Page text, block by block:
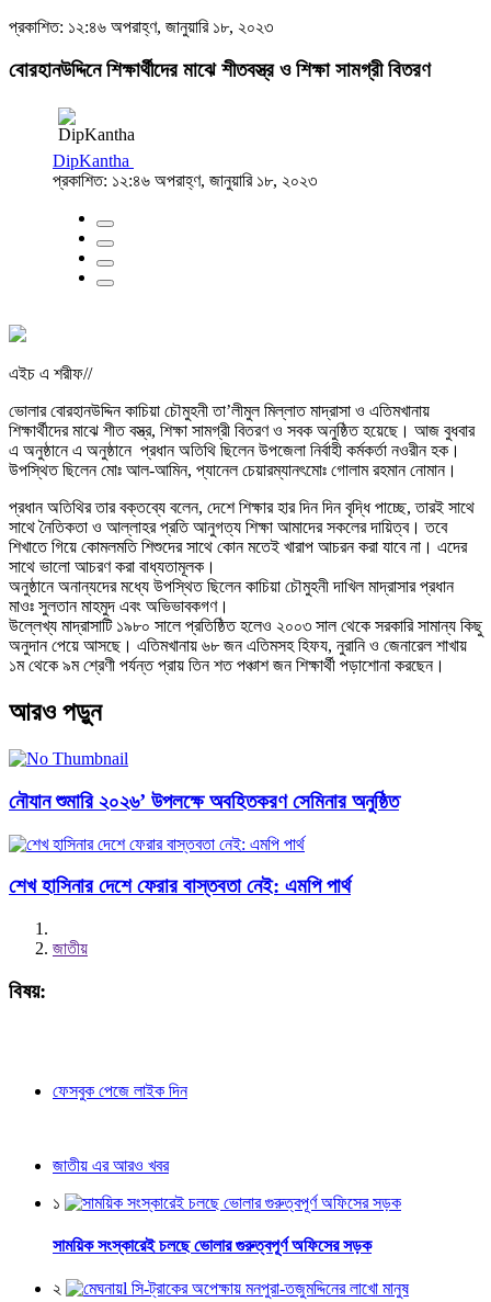
প্রকাশিত: ১২:৪৬ অপরাহ্ণ, জানুয়ারি ১৮, ২০২৩
বোরহানউদ্দিনে শিক্ষার্থীদের মাঝে শীতবস্ত্র ও শিক্ষা সামগ্রী বিতরণ
DipKantha
প্রকাশিত: ১২:৪৬ অপরাহ্ণ, জানুয়ারি ১৮, ২০২৩
এইচ এ শরীফ//
ভোলার বোরহানউদ্দিন কাচিয়া চৌমুহনী তা’লীমুল মিল্লাত মাদ্রাসা ও এতিমখানায়
শিক্ষার্থীদের মাঝে শীত বস্ত্র, শিক্ষা সামগ্রী বিতরণ ও সবক অনুষ্ঠিত হয়েছে। আজ বুধবার
এ অনুষ্ঠানে এ অনুষ্ঠানে প্রধান অতিথি ছিলেন উপজেলা নির্বাহী কর্মকর্তা নওরীন হক।
উপস্থিত ছিলেন মোঃ আল-আমিন, প্যানেল চেয়ারম্যানৎমোঃ গোলাম রহমান নোমান।
প্রধান অতিথির তার বক্তব্যে বলেন, দেশে শিক্ষার হার দিন দিন বৃদ্ধি পাচ্ছে, তারই সাথে
সাথে নৈতিকতা ও আল্লাহর প্রতি আনুগত্য শিক্ষা আমাদের সকলের দায়িত্ব। তবে
শিখাতে গিয়ে কোমলমতি শিশুদের সাথে কোন মতেই খারাপ আচরন করা যাবে না। এদের
সাথে ভালো আচরণ করা বাধ্যতামূলক।
অনুষ্ঠানে অনান্যদের মধ্যে উপস্থিত ছিলেন কাচিয়া চৌমুহনী দাখিল মাদ্রাসার প্রধান
মাওঃ সুলতান মাহমুদ এবং অভিভাবকগণ।
উল্লেখ্য মাদ্রাসাটি ১৯৮০ সালে প্রতিষ্ঠিত হলেও ২০০৩ সাল থেকে সরকারি সামান্য কিছু
অনুদান পেয়ে আসছে। এতিমখানায় ৬৮ জন এতিমসহ হিফয, নুরানি ও জেনারেল শাখায়
১ম থেকে ৯ম শ্রেণী পর্যন্ত প্রায় তিন শত পঞ্চাশ জন শিক্ষার্থী পড়াশোনা করছেন।
আরও পড়ুন
নৌযান শুমারি ২০২৬’ উপলক্ষে অবহিতকরণ সেমিনার অনুষ্ঠিত
শেখ হাসিনার দেশে ফেরার বাস্তবতা নেই: এমপি পার্থ
জাতীয়
বিষয়:
ফেসবুক পেজে লাইক দিন
জাতীয় এর আরও খবর
১
সাময়িক সংস্কারেই চলছে ভোলার গুরুত্বপূর্ণ অফিসের সড়ক
২